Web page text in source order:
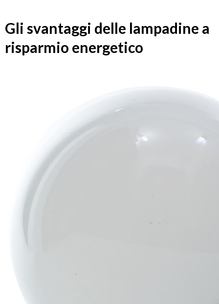
Gli svantaggi delle lampadine a
risparmio energetico